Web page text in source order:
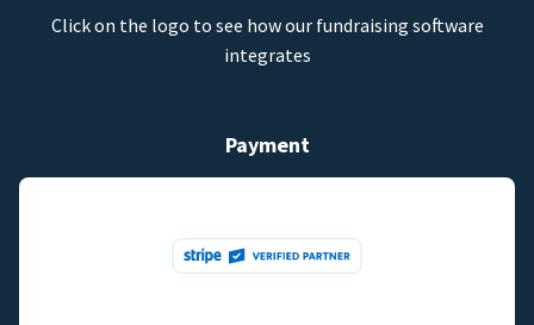
Click on the logo to see how our fundraising software
integrates
Payment